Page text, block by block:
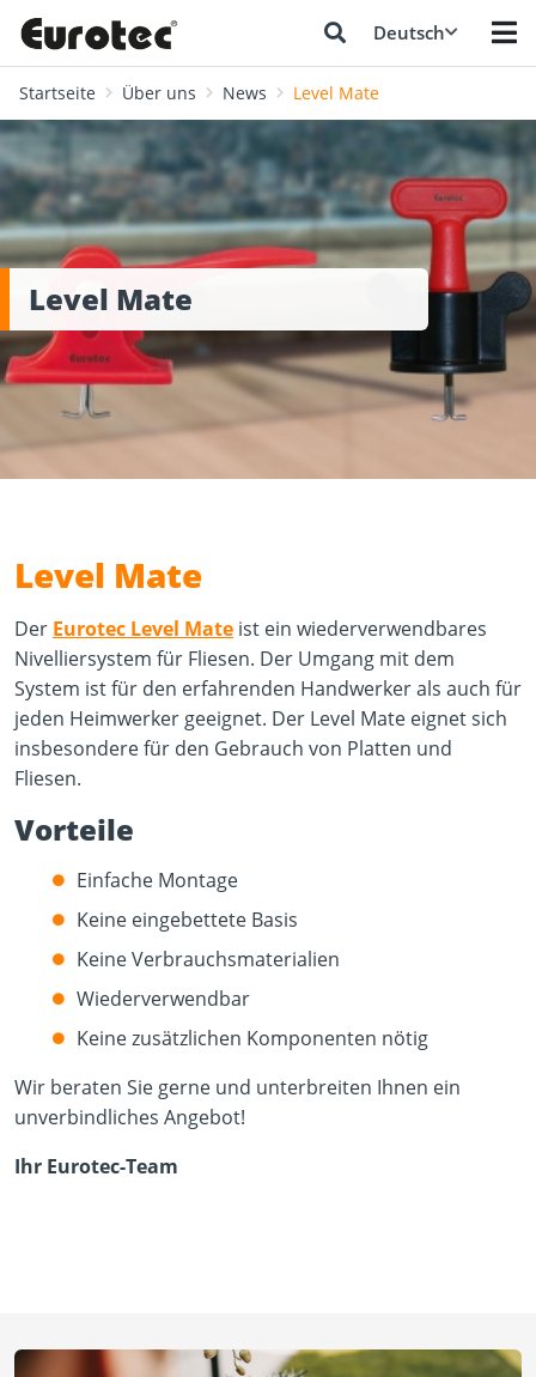
Deutsch
Startseite Über uns News Level Mate
Level Mate
Level Mate
Der Eurotec Level Mate ist ein wiederverwendbares
Nivelliersystem für Fliesen. Der Umgang mit dem
System ist für den erfahrenden Handwerker als auch für
jeden Heimwerker geeignet. Der Level Mate eignet sich
insbesondere für den Gebrauch von Platten und
Fliesen.
Vorteile
Einfache Montage
Keine eingebettete Basis
Keine Verbrauchsmaterialien
Wiederverwendbar
Keine zusätzlichen Komponenten nötig
Wir beraten Sie gerne und unterbreiten Ihnen ein
unverbindliches Angebot!
Ihr Eurotec-Team